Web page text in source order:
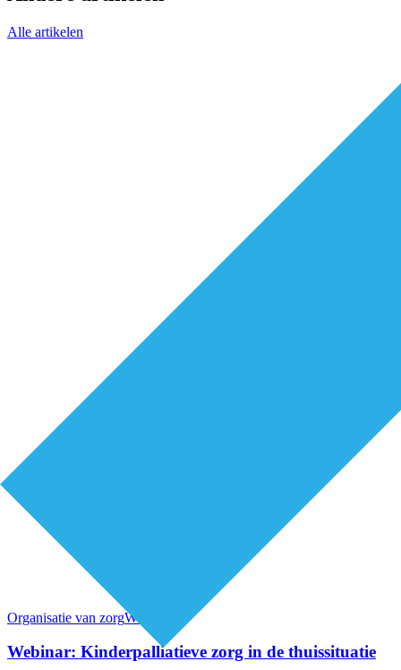
Alle artikelen
Organisatie van zorgWebinars
Webinar: Kinderpalliatieve zorg in de thuissituatie